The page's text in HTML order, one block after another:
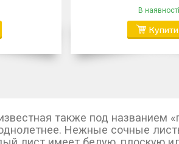
В наявності
Купити
также под названием
Нежные сочные